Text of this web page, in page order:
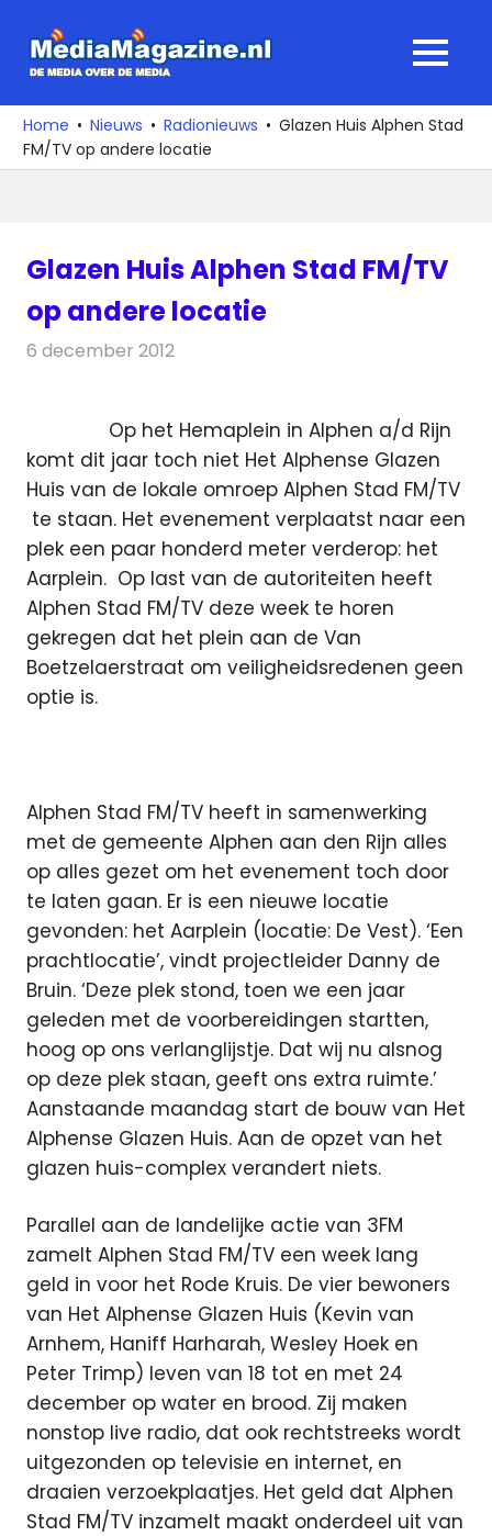
naar
media
over
de
MENU
Home Nieuws Radionieuws
Glazen Huis Alphen Stad
FM/TV op andere locatie
Glazen Huis Alphen Stad FM/TV
op andere locatie
6 december 2012
Op het Hemaplein in Alphen a/d Rijn
komt dit jaar toch niet Het Alphense Glazen
Huis van de lokale omroep Alphen Stad FM/TV
te staan. Het evenement verplaatst naar een
plek een paar honderd meter verderop: het
Aarplein. Op last van de autoriteiten heeft
Alphen Stad FM/TV deze week te horen
gekregen dat het plein aan de Van
Boetzelaerstraat om veiligheidsredenen geen
optie is.
Alphen Stad FM/TV heeft in samenwerking
met de gemeente Alphen aan den Rijn alles
op alles gezet om het evenement toch door
te laten gaan. Er is een nieuwe locatie
gevonden: het Aarplein (locatie: De Vest). ‘Een
prachtlocatie’, vindt projectleider Danny de
Bruin. ‘Deze plek stond, toen we een jaar
geleden met de voorbereidingen startten,
hoog op ons verlanglijstje. Dat wij nu alsnog
op deze plek staan, geeft ons extra ruimte.’
Aanstaande maandag start de bouw van Het
Alphense Glazen Huis. Aan de opzet van het
glazen huis-complex verandert niets.
Parallel aan de landelijke actie van 3FM
zamelt Alphen Stad FM/TV een week lang
geld in voor het Rode Kruis. De vier bewoners
van Het Alphense Glazen Huis (Kevin van
Arnhem, Haniff Harharah, Wesley Hoek en
Peter Trimp) leven van 18 tot en met 24
december op water en brood. Zij maken
nonstop live radio, dat ook rechtstreeks wordt
uitgezonden op televisie en internet, en
draaien verzoekplaatjes. Het geld dat Alphen
Stad FM/TV inzamelt maakt onderdeel uit van